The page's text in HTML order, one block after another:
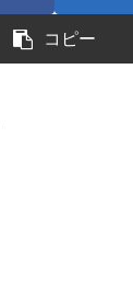
コピー